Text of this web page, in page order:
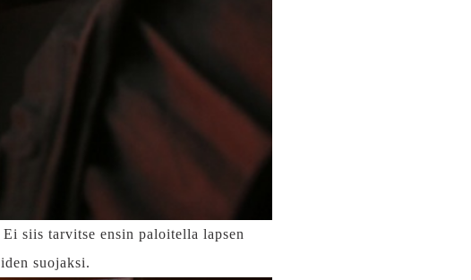
siis tarvitse ensin paloitella lapsen
suojaksi.